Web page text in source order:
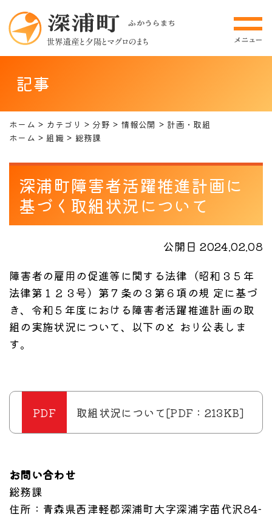
記事
ホーム カテゴリ 分野 情報公開
計画・取組
ホーム
組織 総務課
深浦町障害者活躍推進計画に
基づく取組状況について
公開日 2024.02.08
障害者の雇用の促進等に関する法律（昭和３５年
法律第１２３号）第７条の３第６項の規 定に基づ
き、令和５年度における障害者活躍推進計画の取
組の実施状況について、以下のと おり公表しま
す。
取組状況について[PDF：213KB]
お問い合わせ
総務課
住所 ：青森県西津軽郡深浦町大字深浦字苗代沢84-